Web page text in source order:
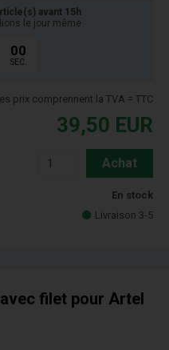
avant 15h
le jour même
00
SEC.
prix comprennent la TVA = TTC
39,50 EUR
Achat
En stock
Livraison 3-5
filet pour Artel